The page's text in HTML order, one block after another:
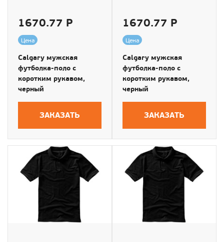
1670.77 Р
Цена
Calgary мужская
футболка-поло с
коротким рукавом,
черный
ЗАКАЗАТЬ
1670.77 Р
Цена
Calgary мужская
футболка-поло с
коротким рукавом,
черный
ЗАКАЗАТЬ